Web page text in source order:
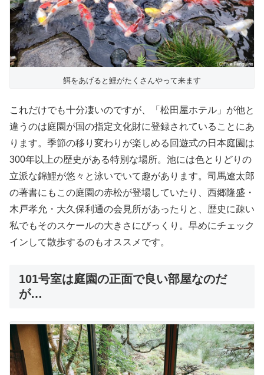
餌をあげると鯉がたくさんやって来ます
これだけでも十分凄いのですが、「松田屋ホテル」が他と
違うのは庭園が国の指定文化財に登録されていることにあ
ります。季節の移り変わりが楽しめる回遊式の日本庭園は
300年以上の歴史がある特別な場所。池には色とりどりの
立派な錦鯉が悠々と泳いでいて趣があります。司馬遼太郎
の著書にもこの庭園の赤松が登場していたり、西郷隆盛・
木戸孝允・大久保利通の会見所があったりと、歴史に疎い
私でもそのスケールの大きさにびっくり。早めにチェック
インして散歩するのもオススメです。
101号室は庭園の正面で良い部屋なのだ
が…